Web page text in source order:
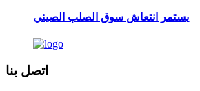
يستمر انتعاش سوق الصلب الصيني
اتصل بنا